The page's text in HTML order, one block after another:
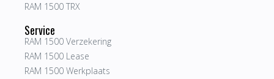
RAM 1500 TRX
Service
RAM 1500 Verzekering
RAM 1500 Lease
RAM 1500 Werkplaats